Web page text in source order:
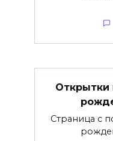
Открытки
Страница с